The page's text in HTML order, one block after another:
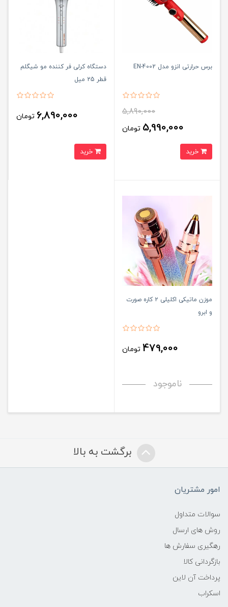
برس حرارتی انزو مدل EN-4002
5,890,000
5,990,000 تومان
دستگاه کرلی فر کننده مو شیگلم
قطر 25 میل
6,890,000 تومان
موزن ماتیکی اکلیلی ۲ کاره صورت
و ابرو
479,000 تومان
ناموجود
برگشت به بالا
امور مشتریان
سوالات متداول
روش های ارسال
رهگیری سفارش ها
بازگردانی کالا
پرداخت آن لاین
اسکراب